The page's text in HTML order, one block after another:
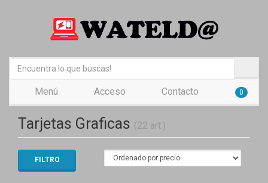
Menú Acceso Contacto 0
Tarjetas Graficas (22 art.)
FILTRO